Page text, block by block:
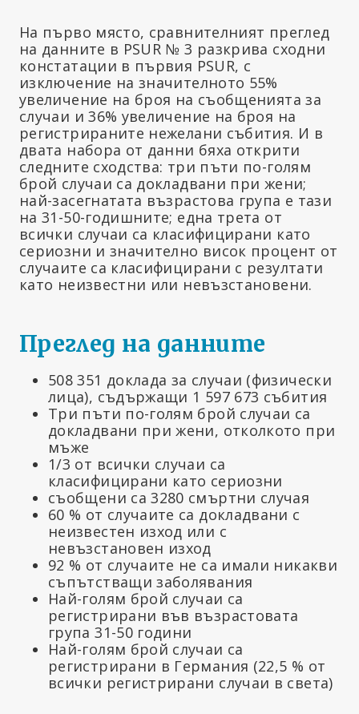
На първо място, сравнителният преглед
на данните в PSUR № 3 разкрива сходни
констатации в първия PSUR, с
изключение на значителното 55%
увеличение на броя на съобщенията за
случаи и 36% увеличение на броя на
регистрираните нежелани събития. И в
двата набора от данни бяха открити
следните сходства: три пъти по-голям
брой случаи са докладвани при жени;
най-засегнатата възрастова група е тази
на 31-50-годишните; една трета от
всички случаи са класифицирани като
сериозни и значително висок процент от
случаите са класифицирани с резултати
като неизвестни или невъзстановени.
Преглед на данните
508 351 доклада за случаи (физически
лица), съдържащи 1 597 673 събития
Три пъти по-голям брой случаи са
докладвани при жени, отколкото при
мъже
1/3 от всички случаи са
класифицирани като сериозни
съобщени са 3280 смъртни случая
60 % от случаите са докладвани с
неизвестен изход или с
невъзстановен изход
92 % от случаите не са имали никакви
съпътстващи заболявания
Най-голям брой случаи са
регистрирани във възрастовата
група 31-50 години
Най-голям брой случаи са
регистрирани в Германия (22,5 % от
всички регистрирани случаи в света)